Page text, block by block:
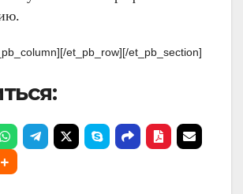
et_pb_row][/et_pb_section]